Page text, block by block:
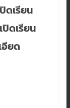
ดเรียน
ดเรียน
ยด